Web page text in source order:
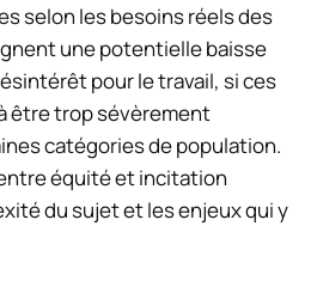
selon les besoins réels des
une potentielle baisse
pour le travail, si ces
être trop sévèrement
catégories de population.
équité et incitation
du sujet et les enjeux qui y